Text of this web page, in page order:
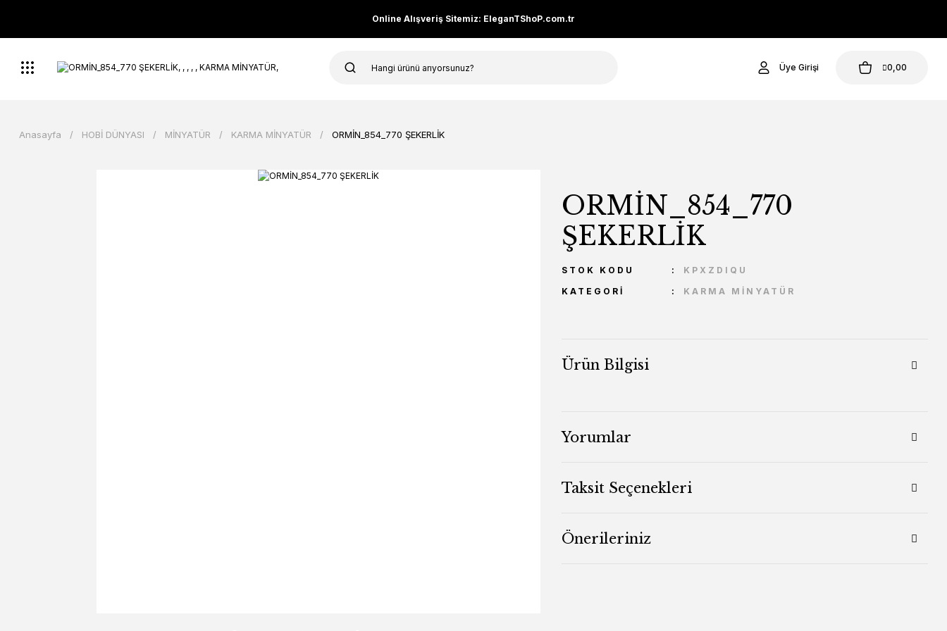
Online Alışveriş Sitemiz: EleganTShoP.com.tr
Üye Girişi 0,00
Anasayfa HOBİ DÜNYASI MİNYATÜR KARMA MİNYATÜR ORMİN_854_770 ŞEKERLİK
ORMİN_854_770
ŞEKERLİK
STOK KODU
KPXZDIQU
KATEGORI
KARMA MİNYATÜR
Ürün Bilgisi
Yorumlar
Taksit Seçenekleri
Önerileriniz